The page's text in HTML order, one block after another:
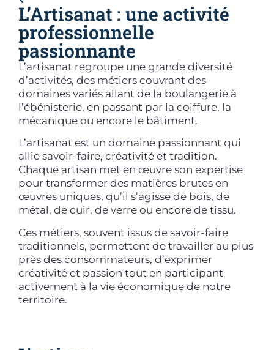
L’Artisanat : une activité
professionnelle
passionnante
L’artisanat regroupe une grande diversité
d’activités, des métiers couvrant des
domaines variés allant de la boulangerie à
l’ébénisterie, en passant par la coiffure, la
mécanique ou encore le bâtiment.
L’artisanat est un domaine passionnant qui
allie savoir-faire, créativité et tradition.
Chaque artisan met en œuvre son expertise
pour transformer des matières brutes en
œuvres uniques, qu’il s’agisse de bois, de
métal, de cuir, de verre ou encore de tissu.
Ces métiers, souvent issus de savoir-faire
traditionnels, permettent de travailler au plus
près des consommateurs, d’exprimer
créativité et passion tout en participant
activement à la vie économique de notre
territoire.